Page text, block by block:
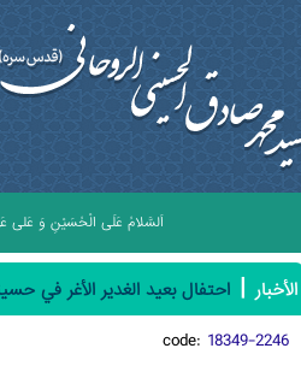
اَلسَّلامُ عَلَى الْحُسَيْنِ وَ عَلى عَلِىِّ بْنِ الْحُسَيْنِ وَ عَلى
الأخبار| احتفال بعيد الغدير الأغر في
code: 18349-2246